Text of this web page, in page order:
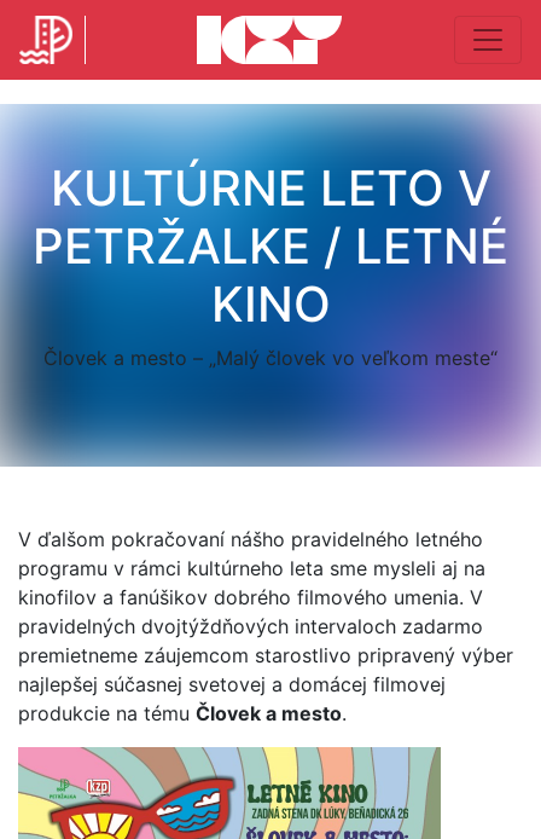
KULTÚRNE LETO V
PETRŽALKE / LETNÉ
KINO
Človek a mesto – „Malý človek vo veľkom meste“
V ďalšom pokračovaní nášho pravidelného letného
programu v rámci kultúrneho leta sme mysleli aj na
kinofilov a fanúšikov dobrého filmového umenia. V
pravidelných dvojtýždňových intervaloch zadarmo
premietneme záujemcom starostlivo pripravený výber
najlepšej súčasnej svetovej a domácej filmovej
produkcie na tému Človek a mesto.